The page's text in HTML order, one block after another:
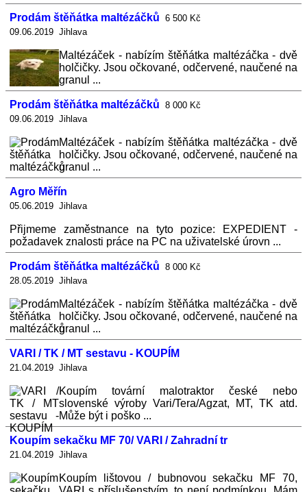
Prodám štěňátka maltézáčků 6 500 Kč
09.06.2019 Jihlava
Maltézáček - nabízím štěňátka maltézáčka - dvě
holčičky. Jsou očkované, odčervené, naučené na
granul ...
Prodám štěňátka maltézáčků 8 000 Kč
09.06.2019 Jihlava
Maltézáček - nabízím štěňátka maltézáčka - dvě
holčičky. Jsou očkované, odčervené, naučené na
granul ...
Agro Měřín
05.06.2019 Jihlava
Přijmeme zaměstnance na tyto pozice: EXPEDIENT -
požadavek znalosti práce na PC na uživatelské úrovn ...
Prodám štěňátka maltézáčků 8 000 Kč
28.05.2019 Jihlava
Maltézáček - nabízím štěňátka maltézáčka - dvě
holčičky. Jsou očkované, odčervené, naučené na
granul ...
VARI / TK / MT sestavu - KOUPÍM
21.04.2019 Jihlava
Koupím tovární malotraktor české nebo
slovenské výroby Vari/Tera/Agzat, MT, TK atd.
Může být i poško ...
Koupím sekačku MF 70/ VARI / Zahradní tr
21.04.2019 Jihlava
Koupím lištovou / bubnovou sekačku MF 70,